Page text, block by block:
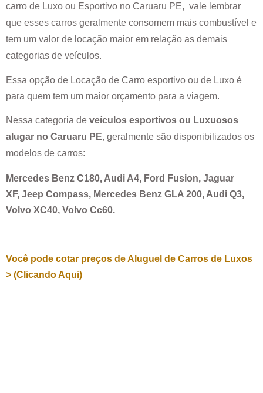
carro de Luxo ou Esportivo no Caruaru PE, vale lembrar
que esses carros geralmente consomem mais combustível e
tem um valor de locação maior em relação as demais
categorias de veículos.
Essa opção de Locação de Carro esportivo ou de Luxo é
para quem tem um maior orçamento para a viagem.
Nessa categoria de veículos esportivos ou Luxuosos
alugar no Caruaru PE, geralmente são disponibilizados os
modelos de carros:
Mercedes Benz C180, Audi A4, Ford Fusion, Jaguar
XF, Jeep Compass, Mercedes Benz GLA 200, Audi Q3,
Volvo XC40, Volvo Cc60.
Você pode cotar preços de Aluguel de Carros de Luxos
> (Clicando Aqui)